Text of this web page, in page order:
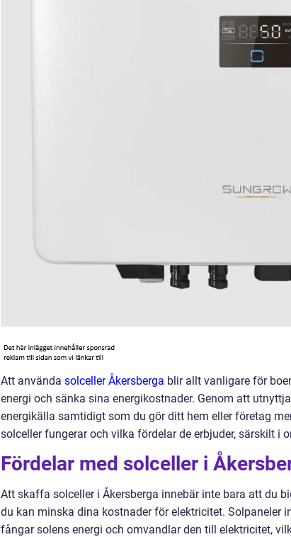
Att använda solceller Åkersberga blir allt vanligare för
energi och sänka sina energikostnader. Genom att
energikälla samtidigt som du gör ditt hem eller företag
solceller fungerar och vilka fördelar de erbjuder, särskilt i
Fördelar med solceller i
Att skaffa solceller i Åkersberga innebär inte bara att du
du kan minska dina kostnader för elektricitet. Solpaneler
fångar solens energi och omvandlar den till elektricitet,